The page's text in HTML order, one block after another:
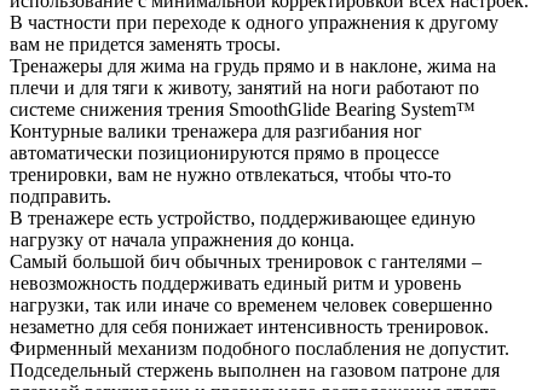
В частности при переходе к одного упражнения к другому
вам не придется заменять тросы.
Тренажеры для жима на грудь прямо и в наклоне, жима на
плечи и для тяги к животу, занятий на ноги работают по
системе снижения трения SmoothGlide Bearing System™
Контурные валики тренажера для разгибания ног
автоматически позиционируются прямо в процессе
тренировки, вам не нужно отвлекаться, чтобы что-то
подправить.
В тренажере есть устройство, поддерживающее единую
нагрузку от начала упражнения до конца.
Самый большой бич обычных тренировок с гантелями –
невозможность поддерживать единый ритм и уровень
нагрузки, так или иначе со временем человек совершенно
незаметно для себя понижает интенсивность тренировок.
Фирменный механизм подобного послабления не допустит.
Подседельный стержень выполнен на газовом патроне для